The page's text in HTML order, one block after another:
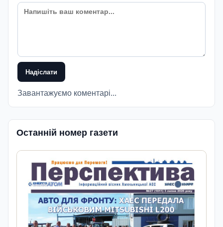
Надіслати
Завантажуємо коментарі...
Останній номер газети